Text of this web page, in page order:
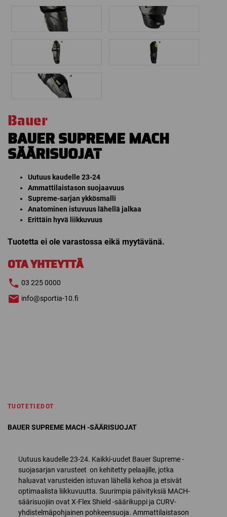
Bauer
BAUER SUPREME MACH
SÄÄRISUOJAT
Uutuus kaudelle 23-24
Ammattilaistason suojaavuus
Supreme-sarjan ykkösmalli
Anatominen istuvuus lähellä jalkaa
Erittäin hyvä liikkuvuus
Tuotetta ei ole varastossa eikä myytävänä.
OTA YHTEYTTÄ
03 225 0000
info@sportia-10.fi
TUOTETIEDOT
BAUER SUPREME MACH -SÄÄRISUOJAT
Uutuus kaudelle 23-24. Kaikki-uudet Bauer Supreme -
suojasarjan varusteet on kehitetty pelaajille, jotka
haluavat varusteiden istuvan lähellä kehoa ja etsivät
optimaalista liikkuvuutta. Suurimpia päivityksiä MACH-
säärisuojiin ovat X-Flex Shield -säärikuppi ja CURV-
yhdistelmäpohjainen pohkeensuoja. Ammattilaistason